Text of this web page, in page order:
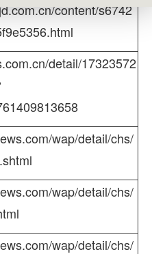
content/s6742
detail/17323572
wap/detail/chs/
wap/detail/chs/
wap/detail/chs/